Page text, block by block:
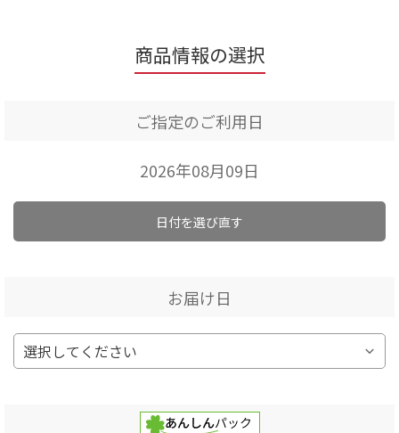
商品情報の選択
ご指定のご利用日
2026年08月09日
日付を選び直す
お届け日